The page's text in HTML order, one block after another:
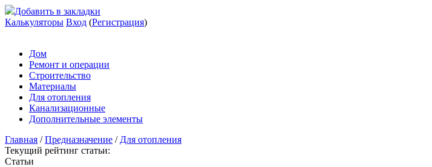
Добавить в закладки
Калькуляторы Вход (Регистрация)
Дом
Ремонт и операции
Строительство
Материалы
Для отопления
Канализационные
Дополнительные элементы
Главная /Предназначение / Для отопления
Текущий рейтинг статьи:
Статьи